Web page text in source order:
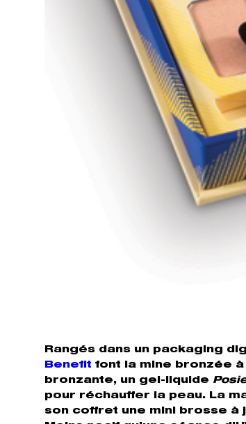
Rangés dans un packaging
Benefit font la mine bronzée
bronzante, un gel-liquide
pour réchauffer la peau. La
son coffret une mini brosse à